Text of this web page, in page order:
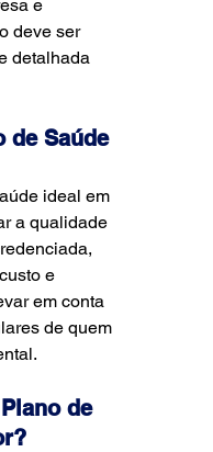
e
deve ser
detalhada
de Saúde
ideal em
a qualidade
e
em conta
de quem
de